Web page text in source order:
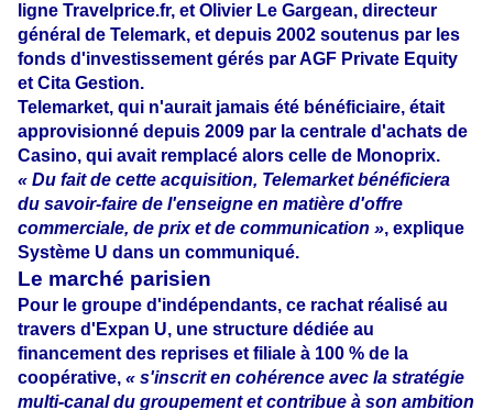
ligne Travelprice.fr, et Olivier Le Gargean, directeur
général de Telemark, et depuis 2002 soutenus par les
fonds d'investissement gérés par AGF Private Equity
et Cita Gestion.
Telemarket, qui n'aurait jamais été bénéficiaire, était
approvisionné depuis 2009 par la centrale d'achats de
Casino, qui avait remplacé alors celle de Monoprix.
« Du fait de cette acquisition, Telemarket bénéficiera
du savoir-faire de l'enseigne en matière d'offre
commerciale, de prix et de communication », explique
Système U dans un communiqué.
Le marché parisien
Pour le groupe d'indépendants, ce rachat réalisé au
travers d'Expan U, une structure dédiée au
financement des reprises et filiale à 100 % de la
coopérative, « s'inscrit en cohérence avec la stratégie
multi-canal du groupement et contribue à son ambition